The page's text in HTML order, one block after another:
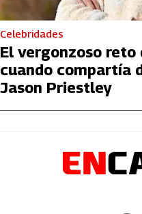
Celebridades
El vergonzoso
cuando compartía
Jason Priestley